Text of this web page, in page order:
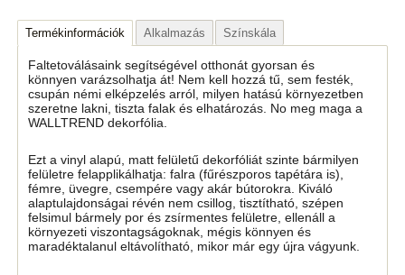
Termékinformációk Alkalmazás Színskála
Faltetoválásaink segítségével otthonát gyorsan és
könnyen varázsolhatja át! Nem kell hozzá tű, sem festék,
csupán némi elképzelés arról, milyen hatású környezetben
szeretne lakni, tiszta falak és elhatározás. No meg maga a
WALLTREND dekorfólia.
Ezt a vinyl alapú, matt felületű dekorfóliát szinte bármilyen
felületre felapplikálhatja: falra (fűrészporos tapétára is),
fémre, üvegre, csempére vagy akár bútorokra. Kiváló
alaptulajdonságai révén nem csillog, tisztítható, szépen
felsimul bármely por és zsírmentes felületre, ellenáll a
környezeti viszontagságoknak, mégis könnyen és
maradéktalanul eltávolítható, mikor már egy újra vágyunk.